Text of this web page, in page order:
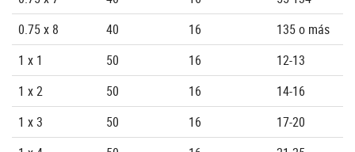
0.75 x 8
40 16
135 o más
1 x 1
50 16
12-13
1 x 2
50 16
14-16
1 x 3
50 16
17-20